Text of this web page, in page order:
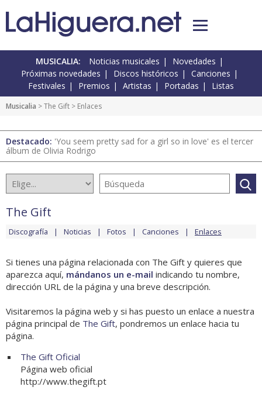
MUSICALIA: Noticias musicales
Novedades
Próximas novedades
Discos históricos
Canciones
Festivales
Premios Artistas Portadas Listas
Musicalia >The Gift > Enlaces
Destacado: 'You seem pretty sad for a girl so in love' es el tercer
álbum de Olivia Rodrigo
The Gift
Discografía Noticias Fotos Canciones Enlaces
Si tienes una página relacionada con The Gift y quieres que
aparezca aquí, mándanos un e-mail indicando tu nombre,
dirección URL de la página y una breve descripción.
Visitaremos la página web y si has puesto un enlace a nuestra
página principal de The Gift, pondremos un enlace hacia tu
página.
The Gift Oficial
Página web oficial
http://www.thegift.pt